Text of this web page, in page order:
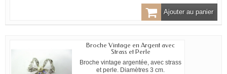
Ajouter au panier
Broche Vintage en Argent avec
Strass et Perle
Broche vintage argentée, avec strass
et perle. Diamètres 3 cm.